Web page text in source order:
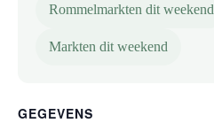
Rommelmarkten dit weekend
Markten dit weekend
GEGEVENS